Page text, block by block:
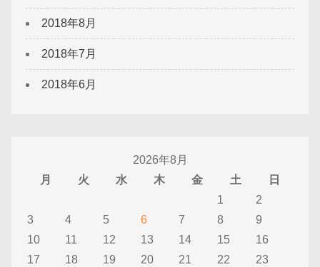
2018年8月
2018年7月
2018年6月
2026年8月
月
火 水 木 金 土
日
1
2
3
4 5 6 7 8
9
10
11 12 13 14 15
16
17
18 19 20 21 22
23